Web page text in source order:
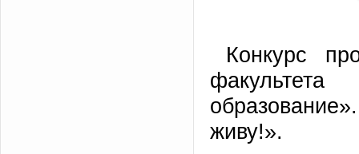
Конкурс
живу!».